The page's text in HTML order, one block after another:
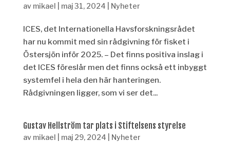
av mikael maj 31, 2024 Nyheter
ICES, det Internationella Havsforskningsrådet
har nu kommit med sin rådgivning för fisket i
Östersjön inför 2025. – Det finns positiva inslag i
det ICES föreslår men det finns också ett inbyggt
systemfel i hela den här hanteringen.
Rådgivningen ligger, som vi ser det...
Gustav Hellström tar plats i Stiftelsens styrelse
av mikael maj 29, 2024 Nyheter